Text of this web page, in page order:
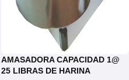
AMASADORA CAPACIDAD 1@
25 LIBRAS DE HARINA